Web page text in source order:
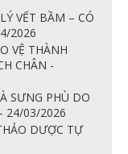
VẾT BẦM – CÓ
2026
VỆ THÀNH
CHÂN -
SƯNG PHÙ DO
24/03/2026
DƯỢC TỰ